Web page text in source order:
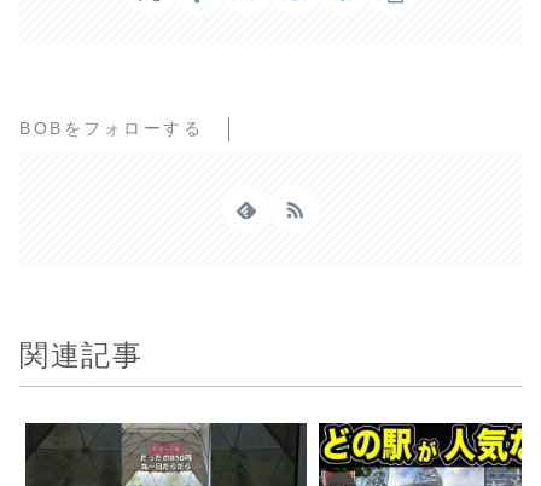
BOBをフォローする
関連記事